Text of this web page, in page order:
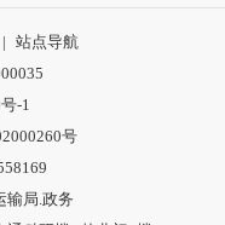
| 站点导航
-1
号
输局.政务